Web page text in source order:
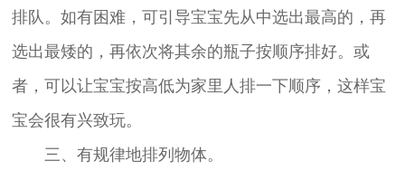
排队。如有困难，可引导宝宝先从中选出最高的，再
选出最矮的，再依次将其余的瓶子按顺序排好。或
者，可以让宝宝按高低为家里人排一下顺序，这样宝
宝会很有兴致玩。
三、有规律地排列物体。